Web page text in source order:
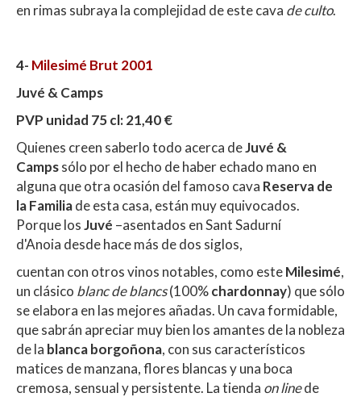
en rimas subraya la complejidad de este cava de culto.
4- Milesimé Brut 2001
Juvé & Camps
PVP unidad 75 cl: 21,40 €
Quienes creen saberlo todo acerca deJuvé &
Campssólo por el hecho de haber echado mano en
alguna que otra ocasión del famoso cava Reserva de
la Familiade esta casa, están muy equivocados.
Porque losJuvé –asentados en Sant Sadurní
d'Anoia desde hace más de dos siglos,
cuentan con otros vinos notables, como esteMilesimé,
un clásico blanc de blancs(100%chardonnay) que sólo
se elabora en las mejores añadas. Un cava formidable,
que sabrán apreciar muy bien los amantes de la nobleza
de la blanca borgoñona, con sus característicos
matices de manzana, flores blancas y una boca
cremosa, sensual y persistente. La tienda on linede